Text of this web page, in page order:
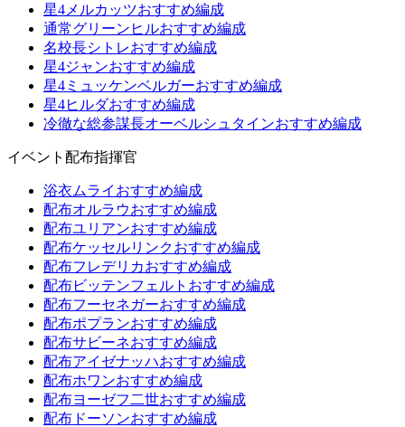
星4メルカッツおすすめ編成
通常グリーンヒルおすすめ編成
名校長シトレおすすめ編成
星4ジャンおすすめ編成
星4ミュッケンベルガーおすすめ編成
星4ヒルダおすすめ編成
冷徹な総参謀長オーベルシュタインおすすめ編成
イベント配布指揮官
浴衣ムライおすすめ編成
配布オルラウおすすめ編成
配布ユリアンおすすめ編成
配布ケッセルリンクおすすめ編成
配布フレデリカおすすめ編成
配布ビッテンフェルトおすすめ編成
配布フーセネガーおすすめ編成
配布ポプランおすすめ編成
配布サビーネおすすめ編成
配布アイゼナッハおすすめ編成
配布ホワンおすすめ編成
配布ヨーゼフ二世おすすめ編成
配布ドーソンおすすめ編成